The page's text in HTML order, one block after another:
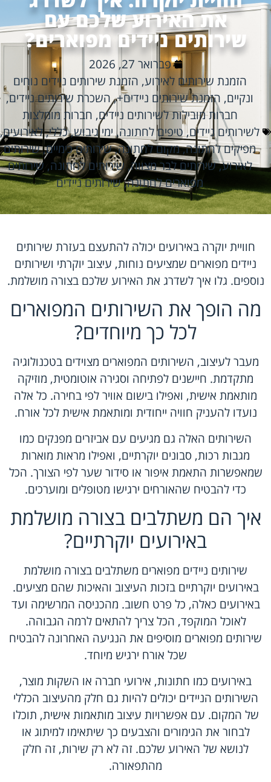
את האירוע שלכם עם
שירותים ניידים מפוארים?
פברואר 27, 2026
הזמנת שירותים לאירוע, הזמנת שירותים ניידים נוחים
ונקיים, הזמנת שירותים ניידים+,השכרת שירותים ניידים,
חברות מובילות לשירותים ניידים, חברות מומלצות
לשירותים ניידים, טיפים לחתונה,ימי גיבוש,כללי,לאירועים,
מפיקים לחתונה,מקום לחתונה,שירותים כימיים,שירותים
לאירוע,שירותים לבר מצווה,שירותים לחתונה, שירותים
מפוארים לחתונה,שירותים ניידים
חוויית יוקרה באירועים יכולה להתעצם בעזרת שירותים
ניידים מפוארים שמציעים נוחות, עיצוב יוקרתי ושירותים
נוספים. גלו איך לשדרג את האירוע שלכם בצורה מושלמת.
מה הופך את השירותים המפוארים
לכל כך מיוחדים?
מעבר לעיצוב, השירותים המפוארים מצוידים בטכנולוגיה
מתקדמת. חיישנים לפתיחה וסגירה אוטומטית, מוזיקה
מותאמת אישית, ואפילו בישום אוויר לפי בחירה. כל אלה
נועדו להעניק חוויה ייחודית ומותאמת אישית לכל אורח.
השירותים האלה גם מגיעים עם אביזרים מפנקים כמו
מגבות רכות, סבונים יוקרתיים, ואפילו מראות מוארות
שמאפשרות התאמת איפור או סידור שער לפי הצורך. הכל
כדי להבטיח שהאורחים ירגישו מטופלים ומוערכים.
איך הם משתלבים בצורה מושלמת
באירועים יוקרתיים?
שירותים ניידים מפוארים משתלבים בצורה מושלמת
באירועים יוקרתיים בזכות העיצוב והאיכות שהם מציעים.
באירועים כאלה, כל פרט חשוב. מהכניסה המרשימה ועד
לאוכל המוקפד, הכל צריך להתאים לרמה הגבוהה.
שירותים מפוארים מוסיפים את הנגיעה האחרונה להבטיח
שכל אורח ירגיש מיוחד.
באירועים כמו חתונות, אירועי חברה או השקות מוצר,
השירותים הניידים יכולים להיות גם חלק מהעיצוב הכללי
של המקום. עם אפשרויות עיצוב מותאמות אישית, תוכלו
לבחור את הגימורים והצבעים כך שיתאימו למיתוג או
לנושא של האירוע שלכם. זה לא רק שירות, זה חלק
מהתפאורה.